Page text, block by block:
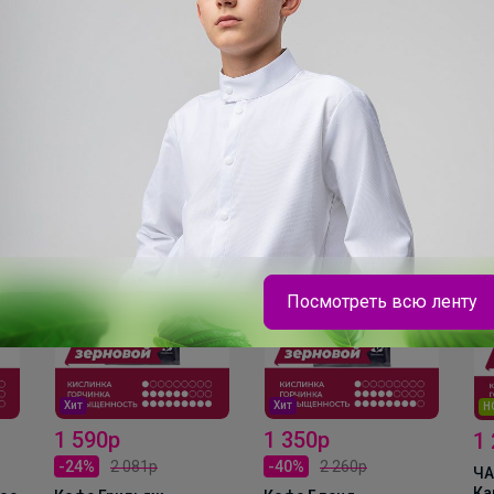
Хит
1 350р
-40%
2 260р
НОВИНКА + ПРОМО
1 288р
ЧАКА БУМ -
1
-
Посмотреть всю ленту